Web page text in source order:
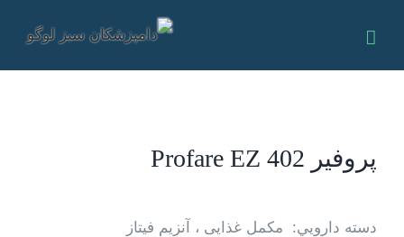
پروفیر Profare EZ 402
دسته دارويي: مکمل غذایی ، آنزیم فیتاز